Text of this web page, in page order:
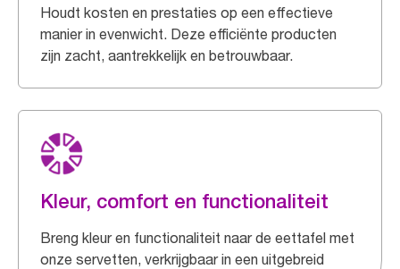
Houdt kosten en prestaties op een effectieve
manier in evenwicht. Deze efficiënte producten
zijn zacht, aantrekkelijk en betrouwbaar.
Kleur, comfort en functionaliteit
Breng kleur en functionaliteit naar de eettafel met
onze servetten, verkrijgbaar in een uitgebreid